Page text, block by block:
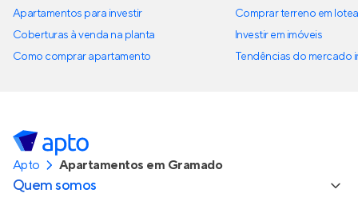
Apartamentos para investir
Coberturas à venda na planta
Como comprar apartamento
Comprar terreno em
Investir em imóveis
Tendências do mercado
Apto Apartamentos em Gramado
Quem somos